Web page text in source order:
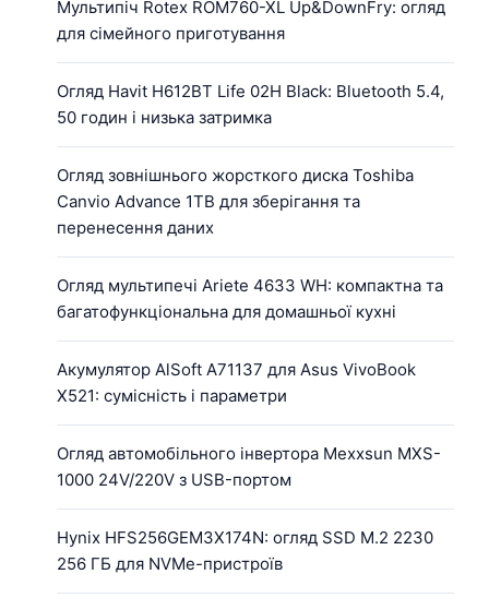
Мультипіч Rotex ROM760-XL Up&DownFry: огляд
для сімейного приготування
Огляд Havit H612BT Life 02H Black: Bluetooth 5.4,
50 годин і низька затримка
Огляд зовнішнього жорсткого диска Toshiba
Canvio Advance 1TB для зберігання та
перенесення даних
Огляд мультипечі Ariete 4633 WH: компактна та
багатофункціональна для домашньої кухні
Акумулятор AlSoft A71137 для Asus VivoBook
X521: сумісність і параметри
Огляд автомобільного інвертора Mexxsun MXS-
1000 24V/220V з USB-портом
Hynix HFS256GEM3X174N: огляд SSD M.2 2230
256 ГБ для NVMe-пристроїв